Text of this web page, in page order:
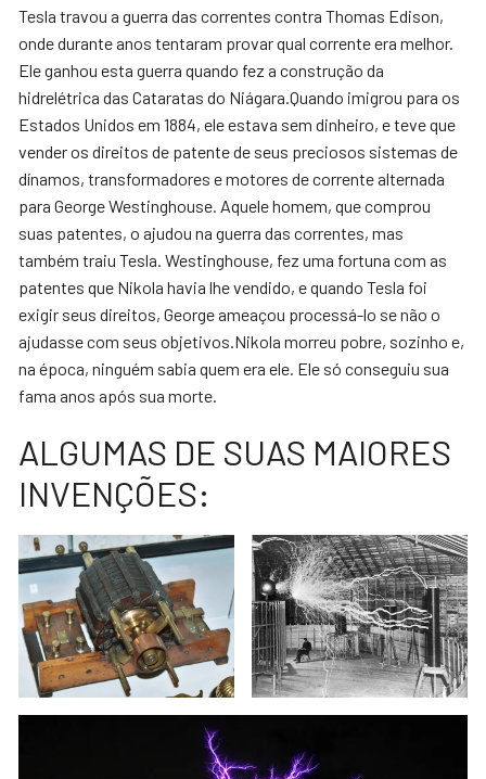
Tesla travou a guerra das correntes contra Thomas Edison,
onde durante anos tentaram provar qual corrente era melhor.
Ele ganhou esta guerra quando fez a construção da
hidrelétrica das Cataratas do Niágara.Quando imigrou para os
Estados Unidos em 1884, ele estava sem dinheiro, e teve que
vender os direitos de patente de seus preciosos sistemas de
dínamos, transformadores e motores de corrente alternada
para George Westinghouse. Aquele homem, que comprou
suas patentes, o ajudou na guerra das correntes, mas
também traiu Tesla. Westinghouse, fez uma fortuna com as
patentes que Nikola havia lhe vendido, e quando Tesla foi
exigir seus direitos, George ameaçou processá-lo se não o
ajudasse com seus objetivos.Nikola morreu pobre, sozinho e,
na época, ninguém sabia quem era ele. Ele só conseguiu sua
fama anos após sua morte.
ALGUMAS DE SUAS MAIORES
INVENÇÕES: